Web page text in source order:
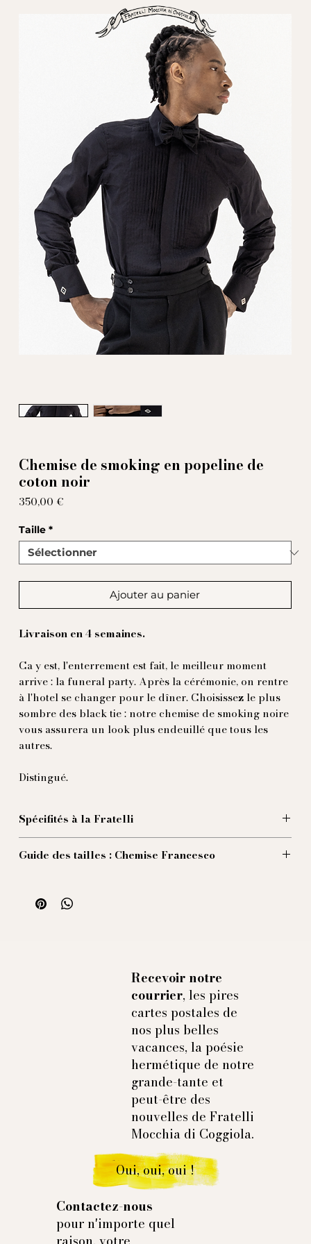
Chemise de smoking en popeline de
coton noir
350,00 €
Taille *
Ajouter au panier
Livraison en 4 semaines.
Ca y est, l'enterrement est fait, le meilleur moment
arrive : la funeral party. Après la cérémonie, on rentre
à l'hotel se changer pour le dîner. Choisissez le plus
sombre des black tie : notre chemise de smoking noire
vous assurera un look plus endeuillé que tous les
autres.
Distingué.
Spécifités à la Fratelli
un popeline de coton d'un affligeant couleur noir. Le
musquetaires sont dignes du funerail de d'Artagnan.
Guide des tailles : Chemise Francesco
Col: 36,5 cm
Manche conseillé: 59 cm
Manche conseillé: 60 cm
Manche conseillé: 61 cm
Manche conseillé: 62 cm
Manche conseillé: 63 cm
Carrure: 46 cm
Taille 41 (Size XL)
Col: 41,5 cm
Manche conseillé: 64 cm
Carrure: 47 cm
Recevoir notre
courrier, les pires
cartes postales de
nos plus belles
vacances, la poésie
hermétique de notre
grande-tante et
peut-être des
nouvelles de Fratelli
Mocchia di Coggiola.
Contactez-nous
pour n'importe quel
Oui, oui, oui !